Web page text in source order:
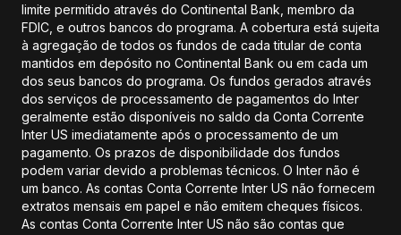
limite permitido através do Continental Bank, membro da
FDIC, e outros bancos do programa. A cobertura está sujeita
à agregação de todos os fundos de cada titular de conta
mantidos em depósito no Continental Bank ou em cada um
dos seus bancos do programa. Os fundos gerados através
dos serviços de processamento de pagamentos do Inter
geralmente estão disponíveis no saldo da Conta Corrente
Inter US imediatamente após o processamento de um
pagamento. Os prazos de disponibilidade dos fundos
podem variar devido a problemas técnicos. O Inter não é
um banco. As contas Conta Corrente Inter US não fornecem
extratos mensais em papel e não emitem cheques físicos.
As contas Conta Corrente Inter US não são contas que